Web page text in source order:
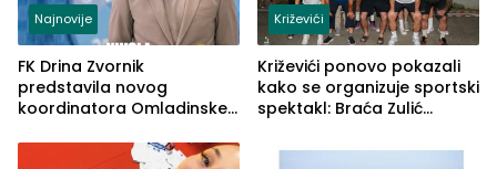
Najnovije
FK Drina Zvornik
predstavila novog
koordinatora Omladinske
Križevići
Križevići ponovo pokazali
kako se organizuje sportski
spektakl: Braća Zulić